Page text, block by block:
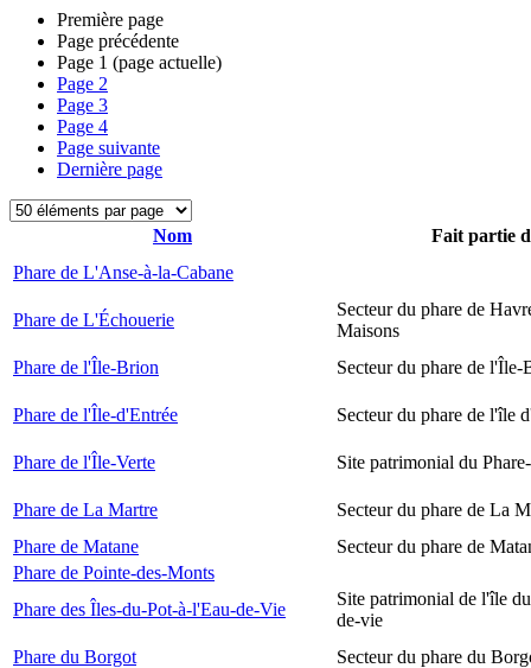
Première page
Page précédente
Page 1 (page actuelle)
Page 2
Page 3
Page 4
Page suivante
Dernière page
Nom
Fait partie
Phare de L'Anse-à-la-Cabane
Phare de L'Échouerie
Secteur du phare de
Maisons
Phare de l'Île-Brion
Secteur du phare de l'Île-
Phare de l'Île-d'Entrée Secteur du phare de l'île
Phare de l'Île-Verte Site patrimonial du
Phare de La Martre
Secteur du phare de La
Phare de Matane
Secteur du phare de
Phare de Pointe-des-Monts
Phare des Îles-du-Pot-à-l'Eau-de-Vie
Site patrimonial de l'île
de-vie
Phare du Borgot
Secteur du phare du